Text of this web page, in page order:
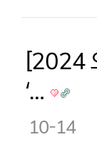
[2024
‘…
10-14